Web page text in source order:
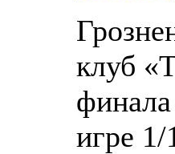
клуб
игре